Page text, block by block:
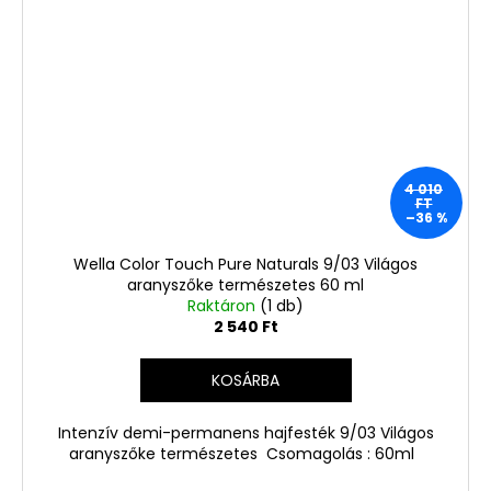
4 010
FT
–36 %
Wella Color Touch Pure Naturals 9/03 Világos
aranyszőke természetes 60 ml
Raktáron (1 db)
2 540 Ft
KOSÁRBA
Intenzív demi-permanens hajfesték 9/03 Világos
aranyszőke természetes Csomagolás : 60ml